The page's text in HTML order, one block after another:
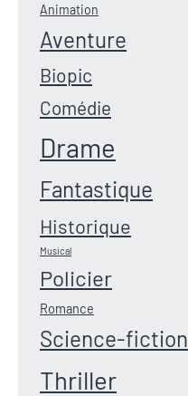
Animation
Aventure
Biopic
Comédie
Drame
Fantastique
Historique
Musical
Policier
Romance
Science-fiction
Thriller